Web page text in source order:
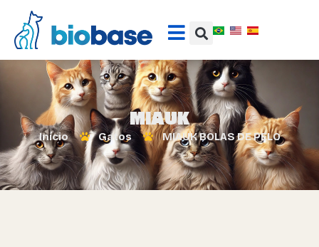
MIAUK
Início Gatos MIAUK BOLAS DE PELO